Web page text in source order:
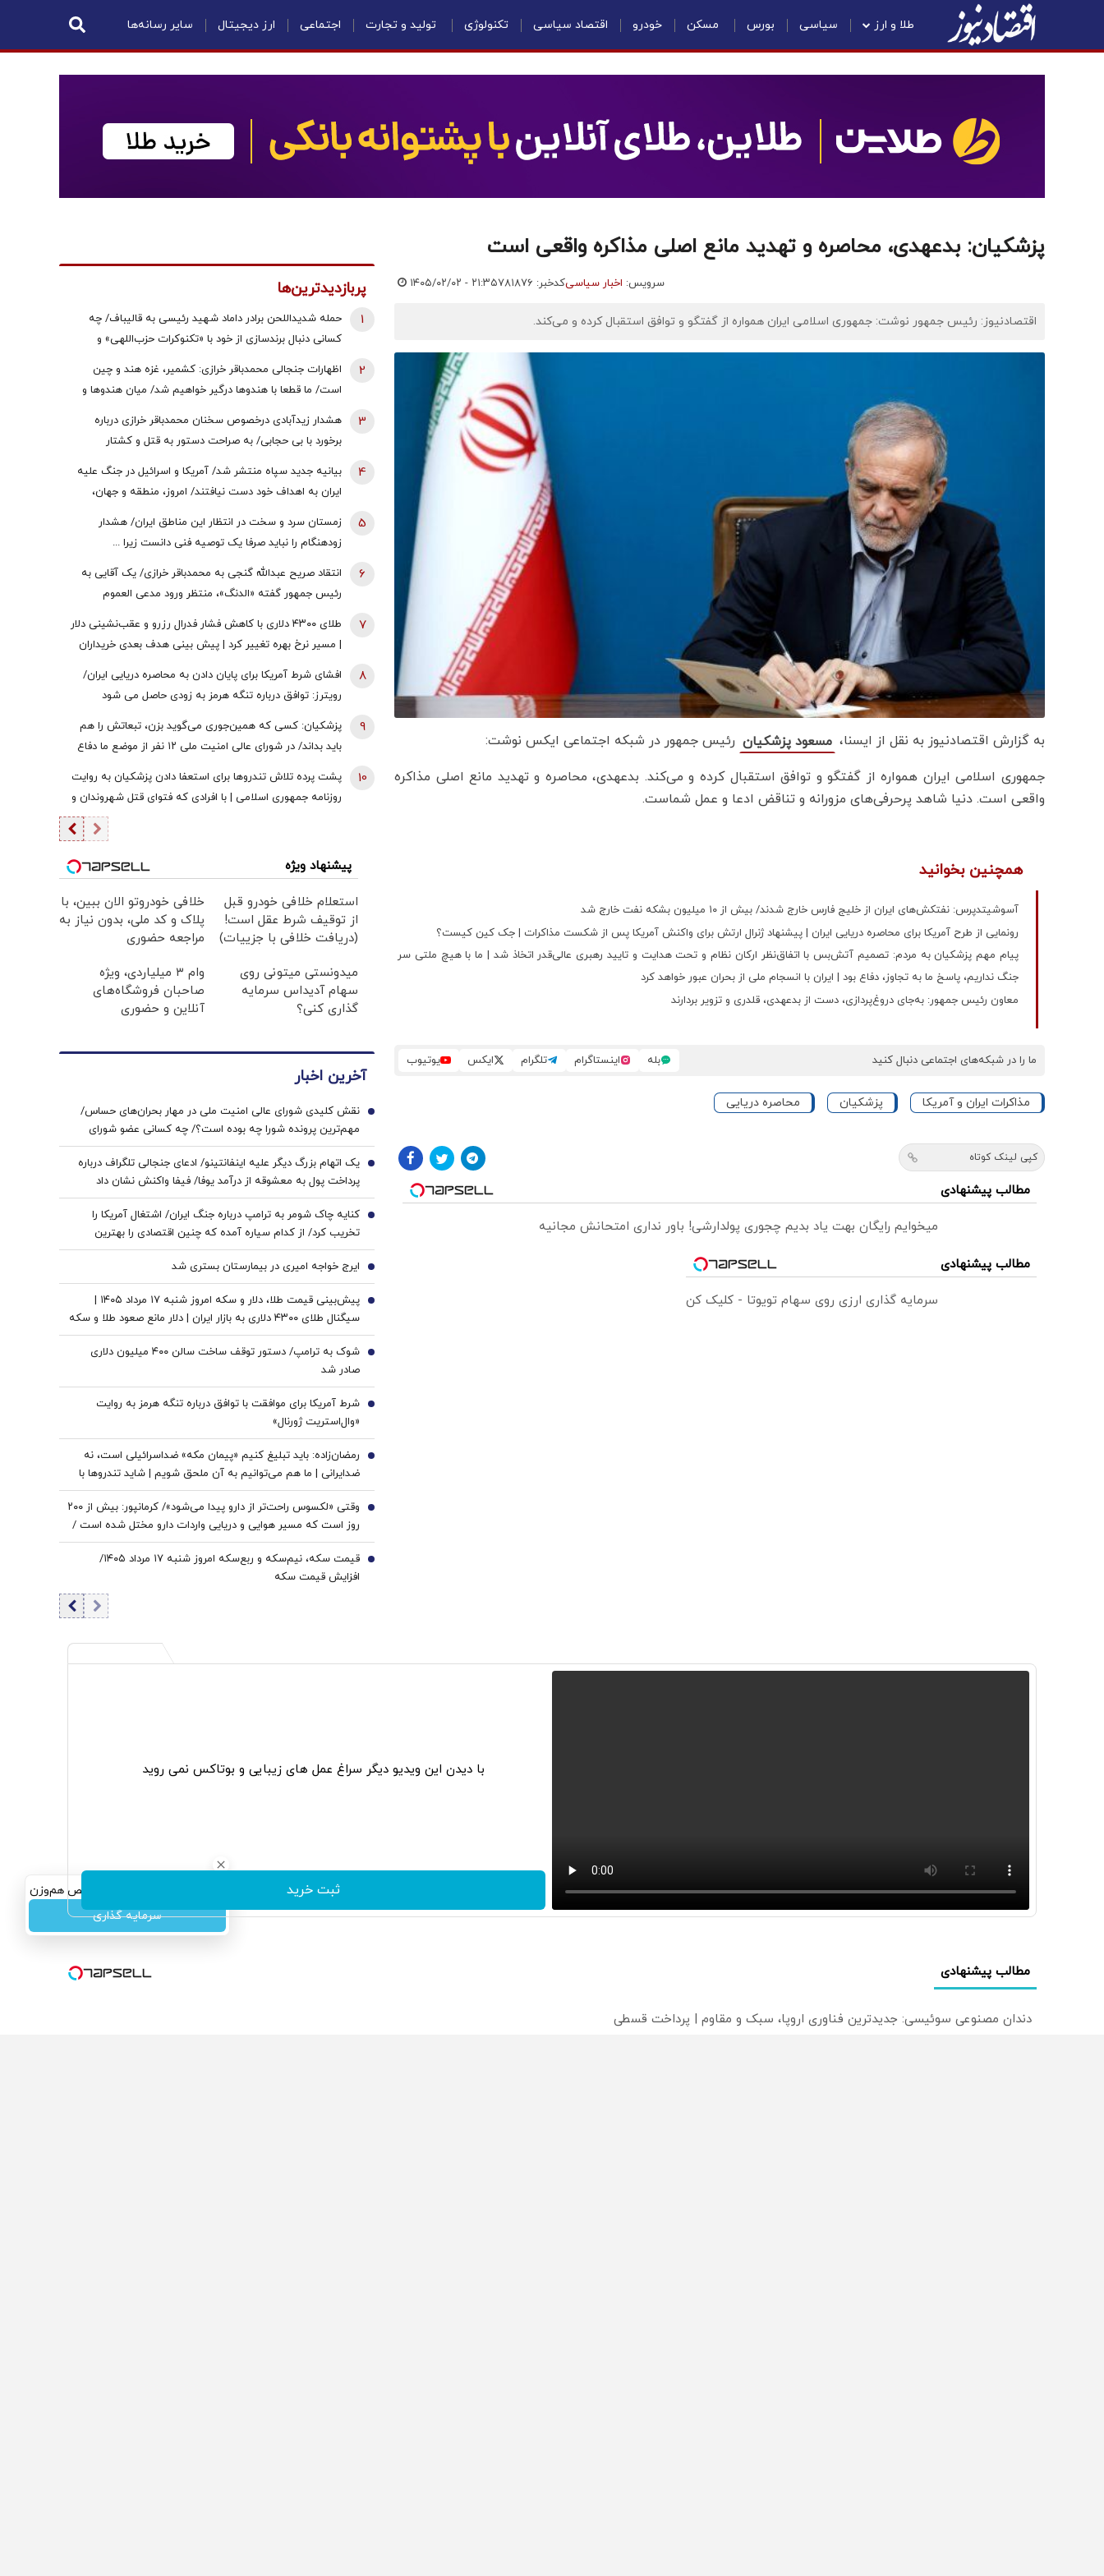
طلا و ارز سیاسی بورس مسکن خودرو اقتصاد سیاسی تکنولوژی تولید و تجارت اجتماعی ارز دیجیتال سایر رسانه‌ها
پزشکیان: بدعهدی، محاصره و تهدید مانع اصلی مذاکره واقعی است‌
سرویس: اخبار سیاسیکدخبر: ۷۸۱۸۷۶ ۱۴۰۵/۰۲/۰۲ - ۲۱:۳۵
اقتصادنیوز: رئیس جمهور نوشت: جمهوری اسلامی ایران همواره از گفتگو و توافق استقبال کرده و می‌کند.
به گزارش اقتصادنیوز به نقل از ایسنا، مسعود پزشکیان رئیس جمهور در شبکه اجتماعی ایکس نوشت:
جمهوری اسلامی ایران همواره از گفتگو و توافق استقبال کرده و می‌کند. بدعهدی، محاصره و تهدید مانع اصلی مذاکره
واقعی است‌. دنیا شاهد پرحرفی‌های مزورانه و تناقض ادعا و عمل شماست.
همچنین بخوانید
آسوشیتدپرس: نفتکش‌های ایران از خلیج فارس خارج شدند/ بیش از ۱۰ میلیون بشکه نفت خارج شد
رونمایی از طرح آمریکا برای محاصره دریایی ایران | پیشنهاد ژنرال ارتش برای واکنش آمریکا پس از شکست مذاکرات | جک کین کیست؟
پیام مهم پزشکیان به مردم: تصمیم آتش‌بس با اتفاق‌نظر ارکان نظام و تحت هدایت و تایید رهبری عالی‌قدر اتخاذ شد | ما با هیچ ملتی سر
جنگ نداریم، پاسخ ما به تجاوز، دفاع بود | ایران با انسجام ملی از بحران عبور خواهد کرد
معاون رئیس جمهور: به‌جای دروغ‌پردازی، دست از بدعهدی، قلدری و تزویر بردارند
ما را در شبکه‌های اجتماعی دنبال کنید بله اینستاگرام تلگرام ایکس یوتیوب
مذاکرات ایران و آمریکا پزشکیان محاصره دریایی
کپی لینک کوتاه
مطالب پیشنهادی
میخوایم رایگان بهت یاد بدیم چجوری پولدارشی! باور نداری امتحانش مجانیه
مطالب پیشنهادی
سرمایه گذاری ارزی روی سهام تویوتا - کلیک کن
سرمایه‌گذاری همسنگ با شاخص هم‌وزن
سرمایه گذاری
پربازدیدترین‌ها
حمله شدیداللحن برادر داماد شهید رئیسی به قالیباف/ چه
کسانی دنبال برندسازی از خود با «تکنوکرات حزب‌اللهی» و
1
اظهارات جنجالی محمدباقر خرازی: کشمیر، غزه هند و چین
است/ ما قطعا با هندوها درگیر خواهیم شد/ میان هندوها و
2
هشدار زیدآبادی درخصوص سخنان محمدباقر خرازی درباره
برخورد با بی حجابی/ به صراحت دستور به قتل و کشتار
شهروندان و اشغال دوایر دولتی داده است/ چگونه چنین فرد
خطرناکی آزاد است؟
3
بیانیه جدید سپاه منتشر شد/ آمریکا و اسرائیل در جنگ علیه
ایران به اهداف خود دست نیافتند/ امروز، منطقه و جهان،
4
زمستان سرد و سخت در انتظار این مناطق ایران/ هشدار
زودهنگام را نباید صرفا یک توصیه فنی دانست زیرا ...
5
انتقاد صریح عبدالله گنجی به محمدباقر خرازی/ یک آقایی به
رئیس جمهور گفته «الدنگ»، منتظر ورود مدعی العموم
قوه قضائیه ورود نمی‌کند؟
6
طلای ۴۳۰۰ دلاری با کاهش فشار فدرال رزرو و عقب‌نشینی دلار
| مسیر نرخ بهره تغییر کرد | پیش بینی هدف بعدی خریداران
7
افشای شرط آمریکا برای پایان دادن به محاصره دریایی ایران/
رویترز: توافق درباره تنگه هرمز به زودی حاصل می شود
8
پزشکیان: کسی که همین‌جوری می‌گوید بزن، تبعاتش را هم
باید بداند/ در شورای عالی امنیت ملی ۱۲ نفر از موضع ما دفاع
9
پشت پرده تلاش تندروها برای استعفا دادن پزشکیان به روایت
روزنامه جمهوری اسلامی | با افرادی که فتوای قتل شهروندان و
حکم شورش علیه دولت را صادر می‌کنند برخورد قاطعانه شود
10
پیشنهاد ویژه
استعلام خلافی خودرو قبل
از توقیف شرط عقل است!
(دریافت خلافی با جزییات)
خلافی خودروتو الان ببین، با
پلاک و کد ملی، بدون نیاز به
مراجعه حضوری
میدونستی میتونی روی
سهام آدیداس سرمایه
گذاری کنی؟
وام ۳ میلیاردی، ویژه
صاحبان فروشگاه‌های
آنلاین و حضوری
آخرین اخبار
نقش کلیدی شورای عالی امنیت ملی در مهار بحران‌های حساس/
مهم‌ترین پرونده شورا چه بوده است؟/ چه کسانی عضو شورای
عالی امنیت ملی هستند؟
1
یک اتهام بزرگ دیگر علیه اینفانتینو/ ادعای جنجالی تلگراف درباره
پرداخت پول به معشوقه از درآمد یوفا/ فیفا واکنش نشان داد
2
کنایه چاک شومر به ترامپ درباره جنگ ایران/ اشتغال آمریکا را
تخریب کرد/ از کدام سیاره آمده که چنین اقتصادی را بهترین
اقتصاد تاریخ می‌خواند؟
3
ایرج خواجه امیری در بیمارستان بستری شد 4
پیش‌بینی قیمت طلا، دلار و سکه امروز شنبه ۱۷ مرداد ۱۴۰۵ |
سیگنال طلای ۴۳۰۰ دلاری به بازار ایران | دلار مانع صعود طلا و سکه
می‌شود؟
5
شوک به ترامپ/ دستور توقف ساخت سالن ۴۰۰ میلیون دلاری
صادر شد
6
شرط آمریکا برای موافقت با توافق درباره تنگه هرمز به روایت
«وال‌استریت ژورنال»
7
رمضان‌زاده: باید تبلیغ کنیم «پیمان مکه» ضداسرائیلی است، نه
ضدایرانی | ما هم می‌توانیم به آن ملحق شویم | شاید تندروها با
حضور ایران در این پیمان مخالفت کنند اما...
8
وقتی «لکسوس راحت‌تر از دارو پیدا می‌شود»/ کرمانپور: بیش از ۲۰۰
روز است که مسیر هوایی و دریایی واردات دارو مختل شده است /
نخستین قربانی هر جنگ، سلامت مردم است
9
قیمت سکه، نیم‌سکه و ربع‌سکه امروز شنبه ۱۷ مرداد ۱۴۰۵/
افزایش قیمت سکه
10
با دیدن این ویدیو دیگر سراغ عمل های زیبایی و بوتاکس نمی روید
ثبت خرید
مطالب پیشنهادی
دندان مصنوعی سوئیسی: جدیدترین فناوری اروپا، سبک و مقاوم | پرداخت قسطی